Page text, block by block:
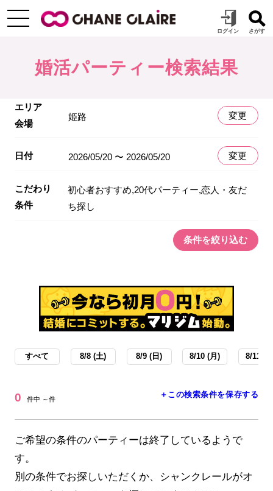
婚活パーティー検索結果
エリア
会場
姫路 変更
日付 2026/05/20 〜 2026/05/20 変更
こだわり
条件
初心者おすすめ,20代パーティー,恋人・友だ
ち探し
条件を絞り込む
すべて 8/8 (土) 8/9 (日) 8/10 (月) 8/11 (
0 件中 ～件 ＋この検索条件を保存する
ご希望の条件のパーティーは終了しているようで
す。
別の条件でお探しいただくか、シャンクレールがオ